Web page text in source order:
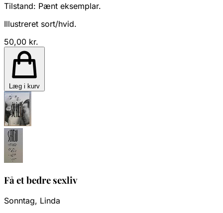
Tilstand: Pænt eksemplar.
Illustreret sort/hvid.
50,00 kr.
Læg i kurv
Få et bedre sexliv
Sonntag, Linda